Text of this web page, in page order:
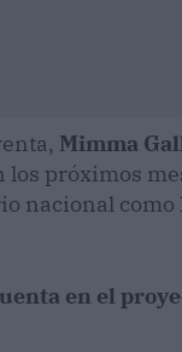
Mimma
los próximos
nacional
en el